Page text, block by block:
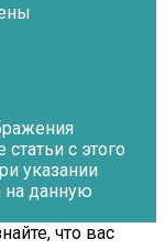
с этого
указании
на данную
что вас